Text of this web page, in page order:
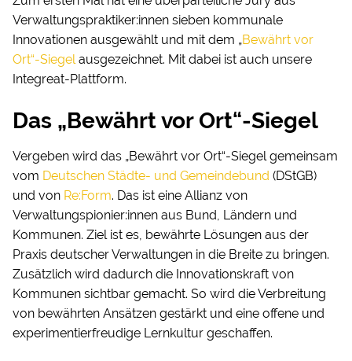
Verwaltungspraktiker:innen sieben kommunale
Innovationen ausgewählt und mit dem „Bewährt vor
Ort“-Siegelausgezeichnet. Mit dabei ist auch unsere
Integreat-Plattform.
Das „Bewährt vor Ort“-Siegel
Vergeben wird das „Bewährt vor Ort“-Siegel gemeinsam
vom Deutschen Städte- und Gemeindebund (DStGB)
und von Re:Form. Das ist eine Allianz von
Verwaltungspionier:innen aus Bund, Ländern und
Kommunen. Ziel ist es, bewährte Lösungen aus der
Praxis deutscher Verwaltungen in die Breite zu bringen.
Zusätzlich wird dadurch die Innovationskraft von
Kommunen sichtbar gemacht. So wird die Verbreitung
von bewährten Ansätzen gestärkt und eine offene und
experimentierfreudige Lernkultur geschaffen.